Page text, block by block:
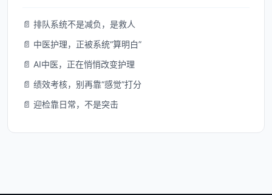
📄 排队系统不是减负，是救人
📄 中医护理，正被系统“算明白”
📄 AI中医，正在悄悄改变护理
📄 绩效考核，别再靠“感觉”打分
📄 迎检靠日常，不是突击